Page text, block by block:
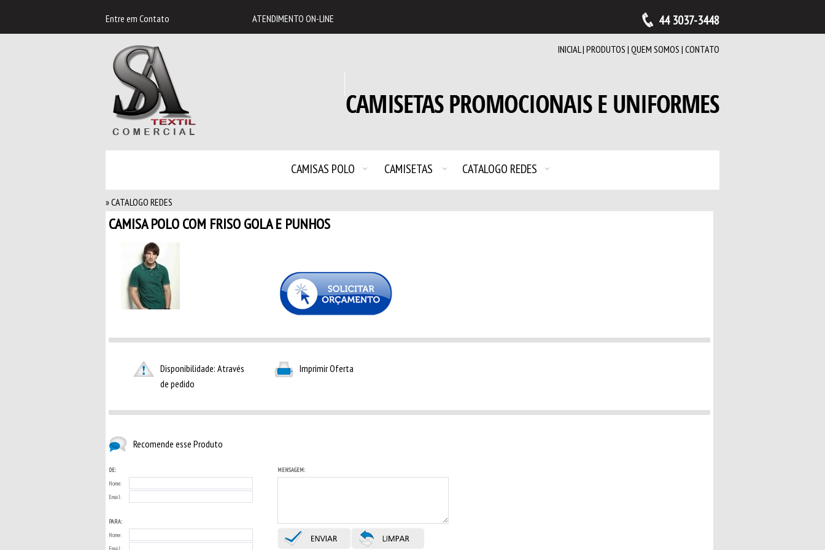
Entre em Contato ATENDIMENTO ON-LINE 44 3037-3448
INICIAL| PRODUTOS | QUEM SOMOS | CONTATO
CAMISAS POLO CAMISETAS CATALOGO REDES
» CATALOGO REDES
CAMISA POLO COM FRISO GOLA E PUNHOS
Disponibilidade: Através
de pedido
Imprimir Oferta
Recomende esse Produto
DE:
Nome:
Email:
PARA:
Nome:
MENSAGEM: